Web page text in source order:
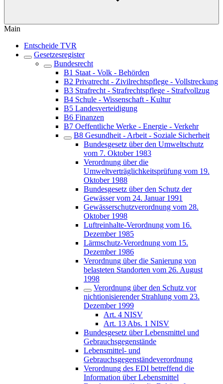
Main
Entscheide TVR
Gesetzesregister
Bundesrecht
B1 Staat - Volk - Behörden
B2 Privatrecht - Zivilrechtspflege - Vollstreckung
B3 Strafrecht - Strafrechtspflege - Strafvollzug
B4 Schule - Wissenschaft - Kultur
B5 Landesverteidigung
B6 Finanzen
B7 Oeffentliche Werke - Energie - Verkehr
B8 Gesundheit - Arbeit - Soziale Sicherheit
Bundesgesetz über den Umweltschutz
vom 7. Oktober 1983
Verordnung über die
Umweltverträglichkeitsprüfung vom 19.
Oktober 1988
Bundesgesetz über den Schutz der
Gewässer vom 24. Januar 1991
Gewässerschutzverordnung vom 28.
Oktober 1998
Luftreinhalte-Verordnung vom 16.
Dezember 1985
Lärmschutz-Verordnung vom 15.
Dezember 1986
Verordnung über die Sanierung von
belasteten Standorten vom 26. August
1998
Verordnung über den Schutz vor
nichtionisierender Strahlung vom 23.
Dezember 1999
Art. 4 NISV
Art. 13 Abs. 1 NISV
Bundesgesetz über Lebensmittel und
Gebrauchsgegenstände
Lebensmittel- und
Gebrauchsgegenständeverordnung
Verordnung des EDI betreffend die
Information über Lebensmittel